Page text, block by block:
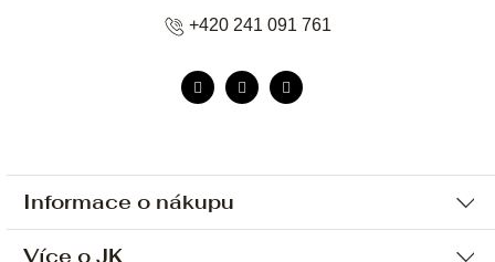
Informace o nákupu
Ochrana osobních údajů
Více o JK
+420 241 091 761